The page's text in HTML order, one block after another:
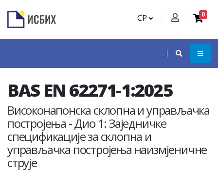
СР 0
BAS EN 62271-1:2025
Високонапонска склопна и управљачка
постројења - Дио 1: Заједничке
спецификације за склопна и
управљачка постројења наизмјеничне
струје